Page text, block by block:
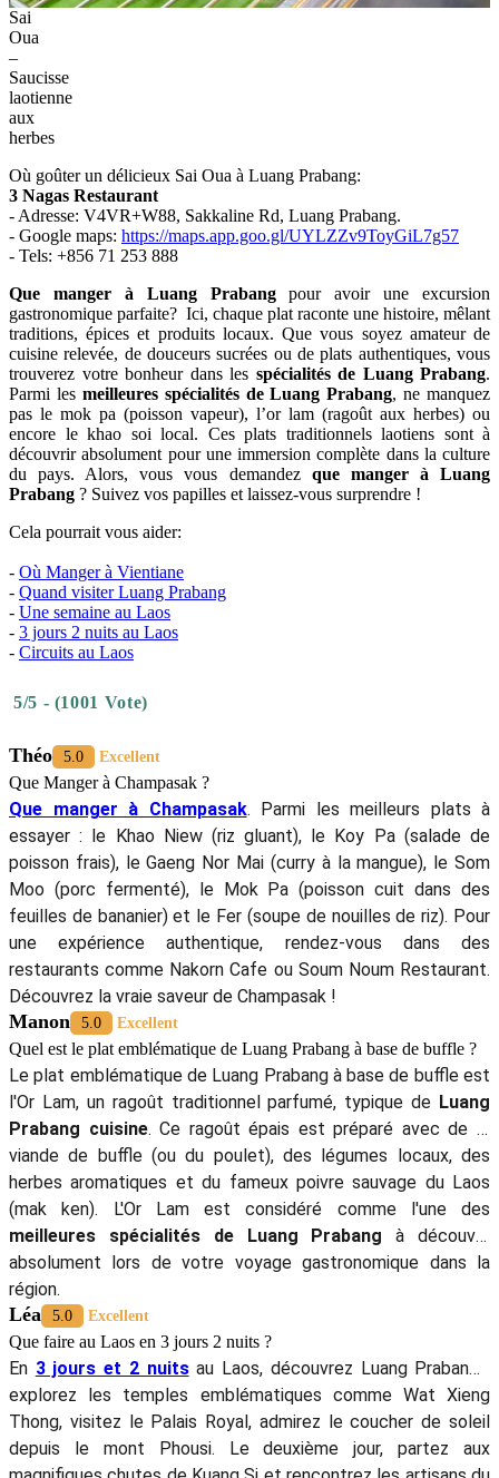
Sai
Oua
–
Saucisse
laotienne
aux
herbes
Où goûter un délicieux Sai Oua à Luang Prabang:
3 Nagas Restaurant
- Adresse: V4VR+W88, Sakkaline Rd, Luang Prabang.
- Google maps: https://maps.app.goo.gl/UYLZZv9ToyGiL7g57
- Tels: +856 71 253 888
Que manger à Luang Prabangpour avoir une excursion
gastronomique parfaite? Ici, chaque plat raconte une histoire, mêlant
traditions, épices et produits locaux. Que vous soyez amateur de
cuisine relevée, de douceurs sucrées ou de plats authentiques, vous
trouverez votre bonheur dans les spécialités de Luang Prabang.
Parmi les meilleures spécialités de Luang Prabang, ne manquez
pas le mok pa (poisson vapeur), l’or lam (ragoût aux herbes) ou
encore le khao soi local. Ces plats traditionnels laotiens sont à
découvrir absolument pour une immersion complète dans la culture
du pays. Alors, vous vous demandez que manger à Luang
Prabang ? Suivez vos papilles et laissez-vous surprendre !
Cela pourrait vous aider:
- Où Manger à Vientiane
- Quand visiter Luang Prabang
- Une semaine au Laos
- 3 jours 2 nuits au Laos
- Circuits au Laos
5/5 - (1001 Vote)
Théo 5.0 Excellent
Que Manger à Champasak ?
Que manger à Champasak. Parmi les meilleurs plats à
essayer : le Khao Niew (riz gluant), le Koy Pa (salade de
poisson frais), le Gaeng Nor Mai (curry à la mangue), le Som
Moo (porc fermenté), le Mok Pa (poisson cuit dans des
feuilles de bananier) et le Fer (soupe de nouilles de riz). Pour
une expérience authentique, rendez-vous dans des
restaurants comme Nakorn Cafe ou Soum Noum Restaurant.
Découvrez la vraie saveur de Champasak !
Manon 5.0 Excellent
Quel est le plat emblématique de Luang Prabang à base de buffle ?
Le plat emblématique de Luang Prabang à base de buffle est
l'Or Lam, un ragoût traditionnel parfumé, typique de Luang
Prabang cuisine. Ce ragoût épais est préparé avec de la
viande de buffle (ou du poulet), des légumes locaux, des
herbes aromatiques et du fameux poivre sauvage du Laos
(mak ken). L'Or Lam est considéré comme l'une des
meilleures spécialités de Luang Prabang à découvrir
absolument lors de votre voyage gastronomique dans la
région.
Léa 5.0 Excellent
Que faire au Laos en 3 jours 2 nuits ?
En 3 jours et 2 nuitsau Laos, découvrez Luang Prabang :
explorez les temples emblématiques comme Wat Xieng
Thong, visitez le Palais Royal, admirez le coucher de soleil
depuis le mont Phousi. Le deuxième jour, partez aux